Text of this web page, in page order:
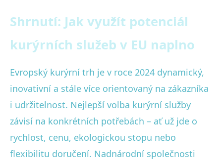
Shrnutí: Jak využít potenciál
kurýrních služeb v EU naplno
Evropský kurýrní trh je v roce 2024 dynamický,
inovativní a stále více orientovaný na zákazníka
i udržitelnost. Nejlepší volba kurýrní služby
závisí na konkrétních potřebách – ať už jde o
rychlost, cenu, ekologickou stopu nebo
flexibilitu doručení. Nadnárodní společnosti